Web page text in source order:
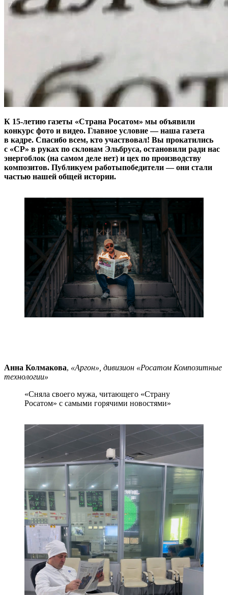
К 15‑летию газеты «Страна Росатом» мы объявили
конкурс фото и видео. Главное условие — ​наша газета
в кадре. Спасибо всем, кто участвовал! Вы прокатились
с «СР» в руках по склонам Эльбруса, остановили ради нас
энергоблок (на самом деле нет) и цех по производству
композитов. Публикуем работы­победители — ​они стали
частью нашей общей истории.
Анна Колмакова, «Аргон», дивизион «Росатом Композитные
технологии»
«Сняла своего мужа, читающего «Страну
Росатом» с самыми горячими новостями»